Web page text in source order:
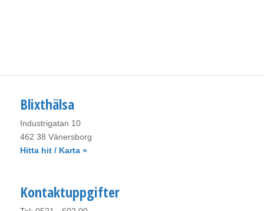
Blixthälsa
Industrigatan 10
462 38 Vänersborg
Hitta hit / Karta »
Kontaktuppgifter